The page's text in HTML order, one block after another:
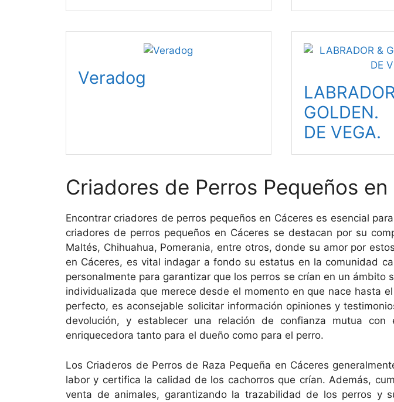
Veradog
DE VEGA.
Criadores de Perros Pequeños en
Encontrar criadores de perros pequeños en Cáceres es esencial
criadores de perros pequeños en Cáceres se destacan por su
Maltés, Chihuahua, Pomerania, entre otros, donde su amor por
en Cáceres, es vital indagar a fondo su estatus en la comunidad
personalmente para garantizar que los perros se crían en un
individualizada que merece desde el momento en que nace hasta
perfecto, es aconsejable solicitar información opiniones y
devolución, y establecer una relación de confianza mutua
enriquecedora tanto para el dueño como para el perro.
Los Criaderos de Perros de Raza Pequeña en Cáceres
labor y certifica la calidad de los cachorros que crían. Además,
venta de animales, garantizando la trazabilidad de los perros y